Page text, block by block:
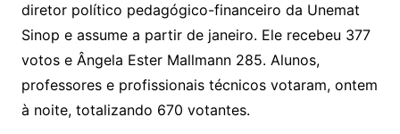
diretor político pedagógico-financeiro da Unemat
Sinop e assume a partir de janeiro. Ele recebeu 377
votos e Ângela Ester Mallmann 285. Alunos,
professores e profissionais técnicos votaram, ontem
à noite, totalizando 670 votantes.